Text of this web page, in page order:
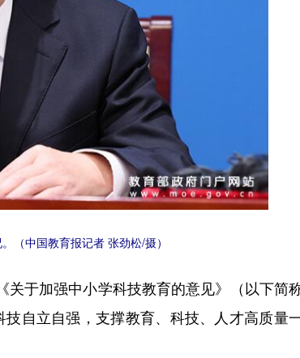
（中国教育报记者 张劲松/摄）
于加强中小学科技教育的意见》（以下简
自立自强，支撑教育、科技、人才高质量